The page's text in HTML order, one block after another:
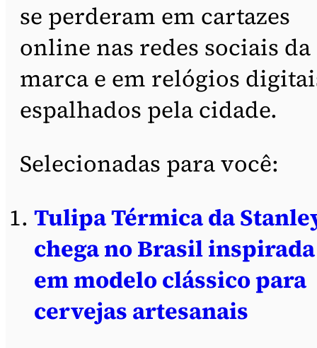
se perderam em cartazes
online nas redes sociais da
marca e em relógios
espalhados pela cidade.
Selecionadas para você:
Tulipa Térmica da
chega no Brasil inspirada
em modelo clássico para
cervejas artesanais